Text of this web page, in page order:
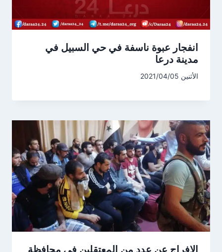
انفجار عبوة ناسفة في حي السبيل في
مدينة درعا
الأثنين 2021/04/05